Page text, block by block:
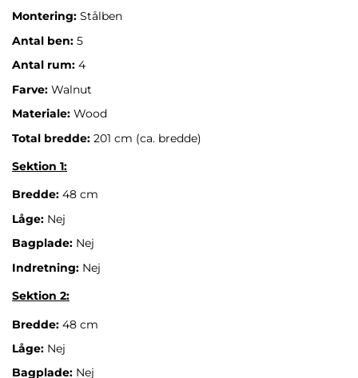
Montering: Stålben
Antal ben: 5
Antal rum: 4
Farve: Walnut
Materiale: Wood
Total bredde: 201 cm (ca. bredde)
Sektion 1:
Bredde: 48 cm
Låge: Nej
Bagplade: Nej
Indretning: Nej
Sektion 2:
Bredde: 48 cm
Låge: Nej
Bagplade: Nej